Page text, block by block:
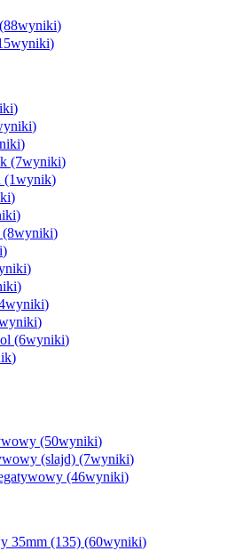
(88wyniki)
wyniki)
)
)
)
(7wyniki)
(1wynik)
)
)
(8wyniki)
)
)
)
wyniki)
)
(6wyniki)
)
(50wyniki)
(slajd) (7wyniki)
(46wyniki)
35mm (135) (60wyniki)